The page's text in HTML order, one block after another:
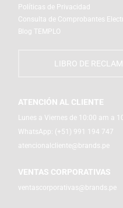
Políticas de Privacidad
Consulta de Comprobantes
Blog TEMPLO
LIBRO DE
ATENCIÓN AL CLIENTE
Lunes a Viernes de 10:00 am a
WhatsApp: (+51) 991 194 747
atencionalcliente@brands.pe
VENTAS CORPORATIVAS
ventascorporativas@brands.pe